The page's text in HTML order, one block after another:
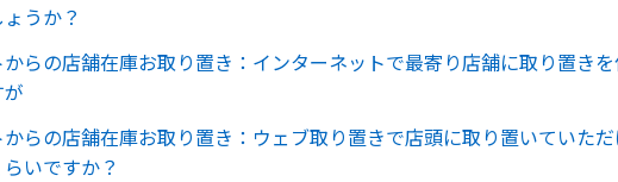
うか？
らの店舗在庫お取り置き：インターネットで最寄り店舗に取り置き
らの店舗在庫お取り置き：ウェブ取り置きで店頭に取り置いていた
いですか？